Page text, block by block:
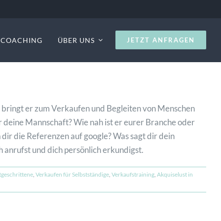
COACHING ÜBER UNS JETZT ANFRAGEN
er zum Verkaufen und Begleiten von Menschen
Mannschaft? Wie nah ist er eurer Branche oder
die Referenzen auf google? Was sagt dir dein
anrufst und dich persönlich erkundigst.
, Verkaufen für Selbstständige, Verkaufstraining, Akquiselust in